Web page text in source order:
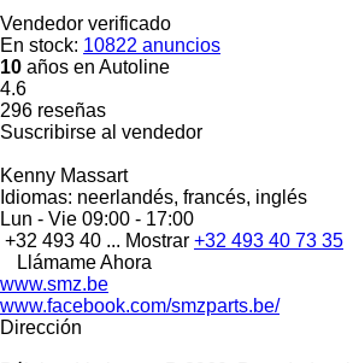
Vendedor verificado
En stock: 10822 anuncios
10 años en Autoline
4.6
296 reseñas
Suscribirse al vendedor
Kenny Massart
Idiomas: neerlandés, francés, inglés
Lun - Vie 09:00 - 17:00
+32 493 40 ... Mostrar +32 493 40 73 35
Llámame Ahora
www.smz.be
www.facebook.com/smzparts.be/
Dirección